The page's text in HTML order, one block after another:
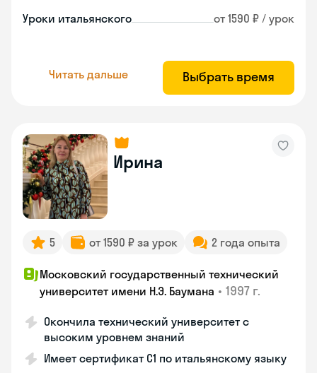
Уроки итальянского от 1590 ₽ / урок
Читать дальше Выбрать время
Ирина
5 от 1590 ₽ за урок 2 года опыта
Московский государственный технический
университет имени Н.Э. Баумана • 1997 г.
Окончила технический университет с
высоким уровнем знаний
Имеет сертификат C1 по итальянскому языку